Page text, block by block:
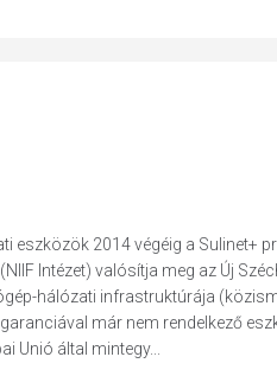
2014 végéig a Sulinet+
Intézet) valósítja meg az Új
hálózati infrastruktúrája
már nem rendelkező
Unió által mintegy...